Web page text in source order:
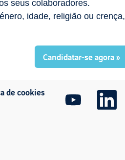
seus colaboradores.
idade, religião ou crença,
Candidatar-se agora »
de cookies A
r